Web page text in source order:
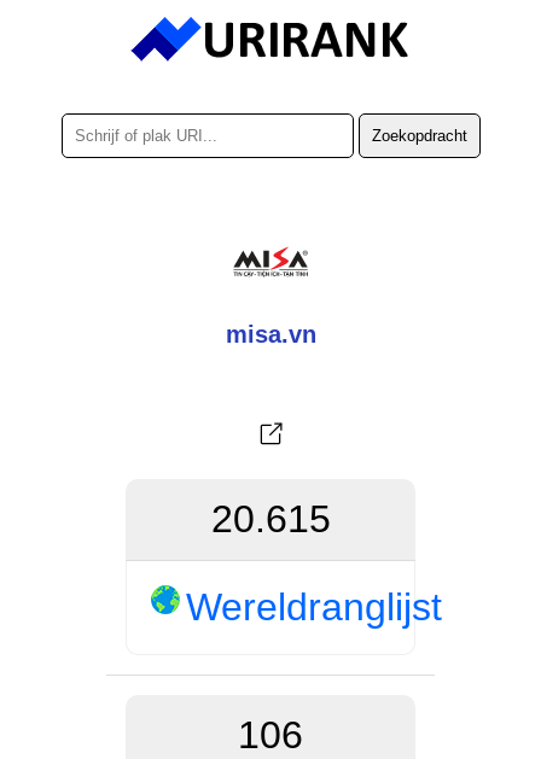
misa.vn
20.615
Wereldranglijst
106